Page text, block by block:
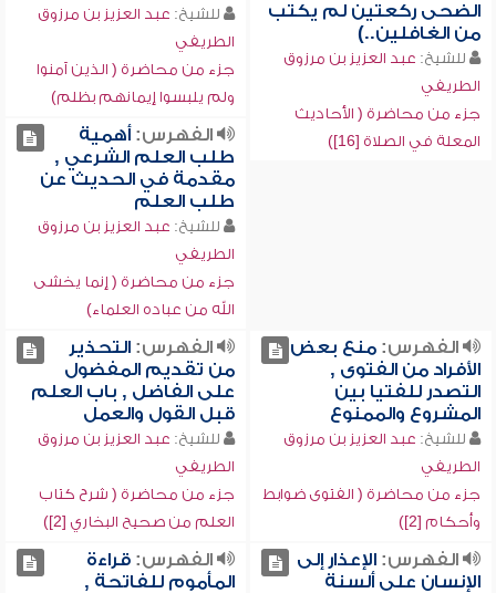
الضحى ركعتين لم يكتب
من الغافلين..)
للشيخ: عبد العزيز بن مرزوق
الطريفي
جزء من محاضرة ( الأحاديث
المعلة في الصلاة [16])
للشيخ: عبد العزيز بن مرزوق
الطريفي
جزء من محاضرة ( الذين آمنوا
ولم يلبسوا إيمانهم بظلم)
الفهرس:أهمية
طلب العلم الشرعي ,
مقدمة في الحديث عن
طلب العلم
للشيخ: عبد العزيز بن مرزوق
الطريفي
جزء من محاضرة ( إنما يخشى
الله من عباده العلماء)
الفهرس:منع بعض
الأفراد من الفتوى ,
التصدر للفتيا بين
المشروع والممنوع
للشيخ: عبد العزيز بن مرزوق
الطريفي
جزء من محاضرة ( الفتوى ضوابط
وأحكام [2])
الفهرس:التحذير
من تقديم المفضول
على الفاضل , باب العلم
قبل القول والعمل
للشيخ: عبد العزيز بن مرزوق
الطريفي
جزء من محاضرة ( شرح كتاب
العلم من صحيح البخاري [2])
الفهرس:الإعذار إلى
الإنسان على ألسنة
الفهرس:قراءة
المأموم للفاتحة ,